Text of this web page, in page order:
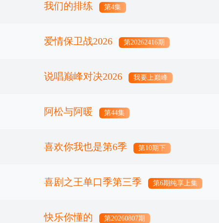
我们的排练 第4集
爱情保卫战2026 第20262416期
说唱巅峰对决2026 我要上巅峰
阿松与阿暖 第44集
喜欢你我也是第6季 第10期下
喜剧之王单口季第三季 第6期纯享上集
快乐你懂的 第20260807期